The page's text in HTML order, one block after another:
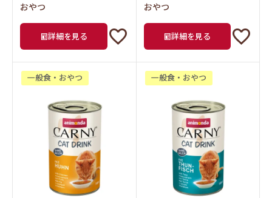
おやつ
詳細を見る
おやつ
詳細を見る
一般食・おやつ 一般食・おやつ